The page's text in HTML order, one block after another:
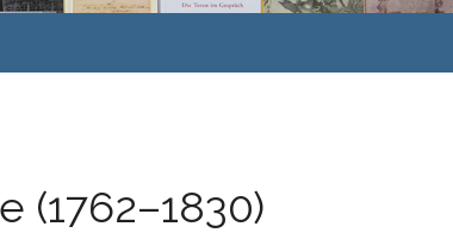
(1762–1830)